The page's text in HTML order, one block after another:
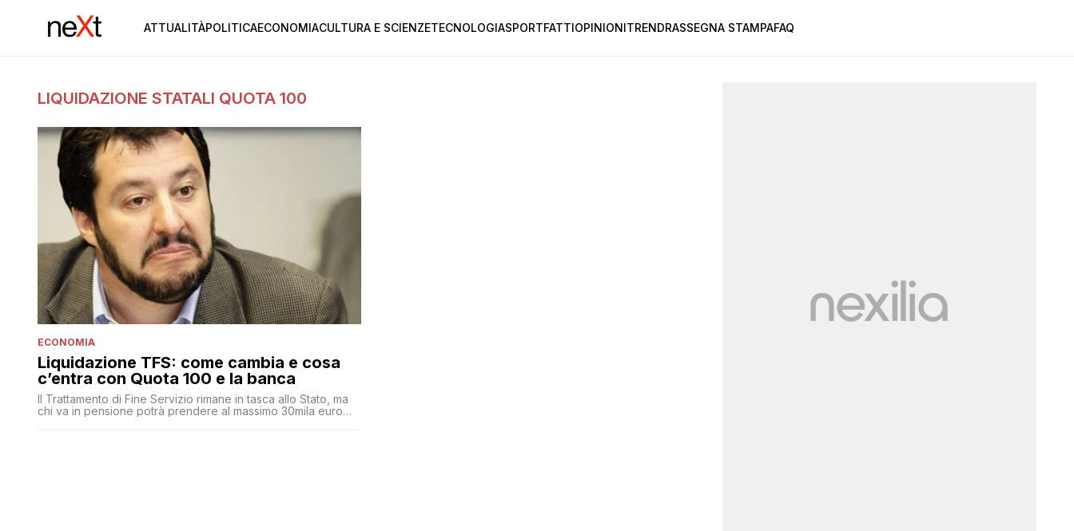
ATTUALITÀPOLITICAECONOMIACULTURA E SCIENZETECNOLOGIASPORTFATTIOPINIONITRENDRASSEGNA STAMPAFAQ
LIQUIDAZIONE STATALI QUOTA 100
ECONOMIA
Liquidazione TFS: come cambia e cosa
c’entra con Quota 100 e la banca
Il Trattamento di Fine Servizio rimane in tasca allo Stato, ma
chi va in pensione potrà prendere al massimo 30mila euro